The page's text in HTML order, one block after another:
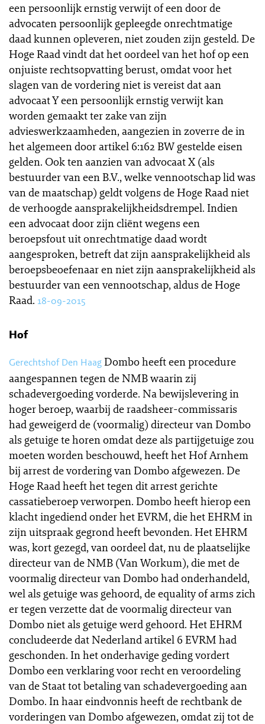
een persoonlijk ernstig verwijt of een door de
advocaten persoonlijk gepleegde onrechtmatige
daad kunnen opleveren, niet zouden zijn gesteld. De
Hoge Raad vindt dat het oordeel van het hof op een
onjuiste rechtsopvatting berust, omdat voor het
slagen van de vordering niet is vereist dat aan
advocaat Y een persoonlijk ernstig verwijt kan
worden gemaakt ter zake van zijn
advieswerkzaamheden, aangezien in zoverre de in
het algemeen door artikel 6:162 BW gestelde eisen
gelden. Ook ten aanzien van advocaat X (als
bestuurder van een B.V., welke vennootschap lid was
van de maatschap) geldt volgens de Hoge Raad niet
de verhoogde aansprakelijkheidsdrempel. Indien
een advocaat door zijn cliënt wegens een
beroepsfout uit onrechtmatige daad wordt
aangesproken, betreft dat zijn aansprakelijkheid als
beroepsbeoefenaar en niet zijn aansprakelijkheid als
bestuurder van een vennootschap, aldus de Hoge
Raad. 18-09-2015
Hof
Gerechtshof Den HaagDombo heeft een procedure
aangespannen tegen de NMB waarin zij
schadevergoeding vorderde. Na bewijslevering in
hoger beroep, waarbij de raadsheer-commissaris
had geweigerd de (voormalig) directeur van Dombo
als getuige te horen omdat deze als partijgetuige zou
moeten worden beschouwd, heeft het Hof Arnhem
bij arrest de vordering van Dombo afgewezen. De
Hoge Raad heeft het tegen dit arrest gerichte
cassatieberoep verworpen. Dombo heeft hierop een
klacht ingediend onder het EVRM, die het EHRM in
zijn uitspraak gegrond heeft bevonden. Het EHRM
was, kort gezegd, van oordeel dat, nu de plaatselijke
directeur van de NMB (Van Workum), die met de
voormalig directeur van Dombo had onderhandeld,
wel als getuige was gehoord, de equality of arms zich
er tegen verzette dat de voormalig directeur van
Dombo niet als getuige werd gehoord. Het EHRM
concludeerde dat Nederland artikel 6 EVRM had
geschonden. In het onderhavige geding vordert
Dombo een verklaring voor recht en veroordeling
van de Staat tot betaling van schadevergoeding aan
Dombo. In haar eindvonnis heeft de rechtbank de
vorderingen van Dombo afgewezen, omdat zij tot de